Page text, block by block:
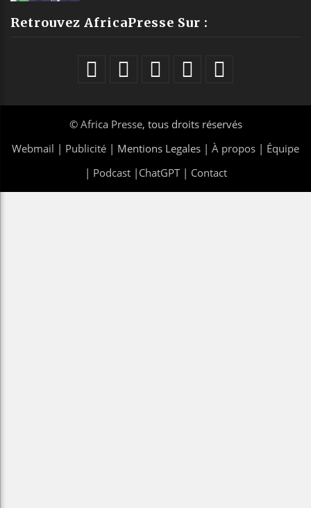
Retrouvez AfricaPresse Sur :
© Africa Presse, tous droits réservés
Webmail | Publicité | Mentions Legales | À propos | Équipe
| Podcast| ChatGPT| Contact